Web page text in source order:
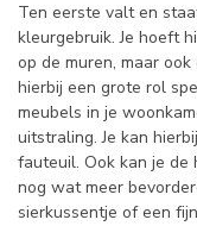
Ten eerste valt en
kleurgebruik. Je hoeft
op de muren, maar
hierbij een grote rol
meubels in je
uitstraling. Je kan
fauteuil. Ook kan je de
nog wat meer
sierkussentje of een